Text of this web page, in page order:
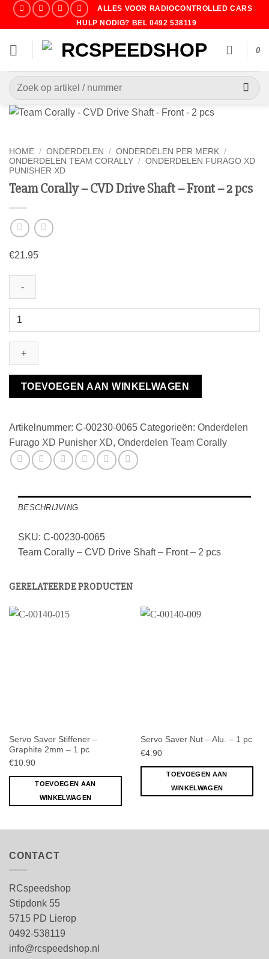
ALLES VOOR RADIOCONTROLLED CARS
HULP NODIG? BEL 0492 538119
0
Zoeken
naar:
HOME / ONDERDELEN / ONDERDELEN PER MERK /
ONDERDELEN TEAM CORALLY / ONDERDELEN FURAGO XD
PUNISHER XD
Team Corally – CVD Drive Shaft – Front – 2 pcs
€21.95
Team
-
CVD
Shaft
-
-
2
pcs
aantal
TOEVOEGEN AAN WINKELWAGEN
Artikelnummer: C-00230-0065 Categorieën: Onderdelen
Furago XD Punisher XD, Onderdelen Team Corally
BESCHRIJVING
SKU: C-00230-0065
Team Corally – CVD Drive Shaft – Front – 2 pcs
GERELATEERDE PRODUCTEN
Servo Saver Stiffener –
Graphite 2mm – 1 pc
€10.90
TOEVOEGEN AAN
WINKELWAGEN
Servo Saver Nut – Alu. – 1 pc
€4.90
TOEVOEGEN AAN
WINKELWAGEN
CONTACT
RCspeedshop
Stipdonk 55
5715 PD Lierop
0492-538119
info@rcspeedshop.nl